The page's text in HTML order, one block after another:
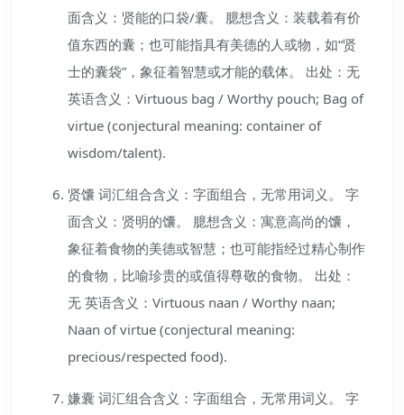
面含义：贤能的口袋/囊。 臆想含义：装载着有价
值东西的囊；也可能指具有美德的人或物，如“贤
士的囊袋”，象征着智慧或才能的载体。 出处：无
英语含义：Virtuous bag / Worthy pouch; Bag of
virtue (conjectural meaning: container of
wisdom/talent).
贤馕 词汇组合含义：字面组合，无常用词义。 字
面含义：贤明的馕。 臆想含义：寓意高尚的馕，
象征着食物的美德或智慧；也可能指经过精心制作
的食物，比喻珍贵的或值得尊敬的食物。 出处：
无 英语含义：Virtuous naan / Worthy naan;
Naan of virtue (conjectural meaning:
precious/respected food).
嫌囊 词汇组合含义：字面组合，无常用词义。 字